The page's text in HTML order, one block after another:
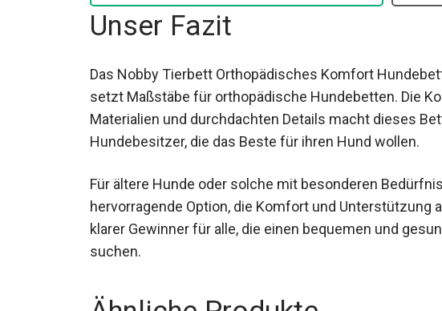
Unser Fazit
Das Nobby Tierbett Orthopädisches Komfort
setzt Maßstäbe für orthopädische Hundebetten. Die
Materialien und durchdachten Details macht dieses
Hundebesitzer, die das Beste für ihren Hund wollen.
Für ältere Hunde oder solche mit besonderen
hervorragende Option, die Komfort und Unterstützung
klarer Gewinner für alle, die einen bequemen und
suchen.